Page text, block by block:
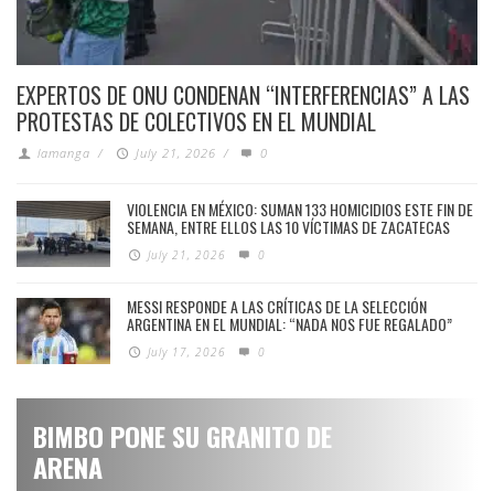
EXPERTOS DE ONU CONDENAN “INTERFERENCIAS” A LAS
PROTESTAS DE COLECTIVOS EN EL MUNDIAL
lamanga / July 21, 2026 / 0
VIOLENCIA EN MÉXICO: SUMAN 133 HOMICIDIOS ESTE FIN DE
SEMANA, ENTRE ELLOS LAS 10 VÍCTIMAS DE ZACATECAS
July 21, 2026 0
MESSI RESPONDE A LAS CRÍTICAS DE LA SELECCIÓN
ARGENTINA EN EL MUNDIAL: “NADA NOS FUE REGALADO”
July 17, 2026 0
BIMBO PONE SU GRANITO DE
ARENA